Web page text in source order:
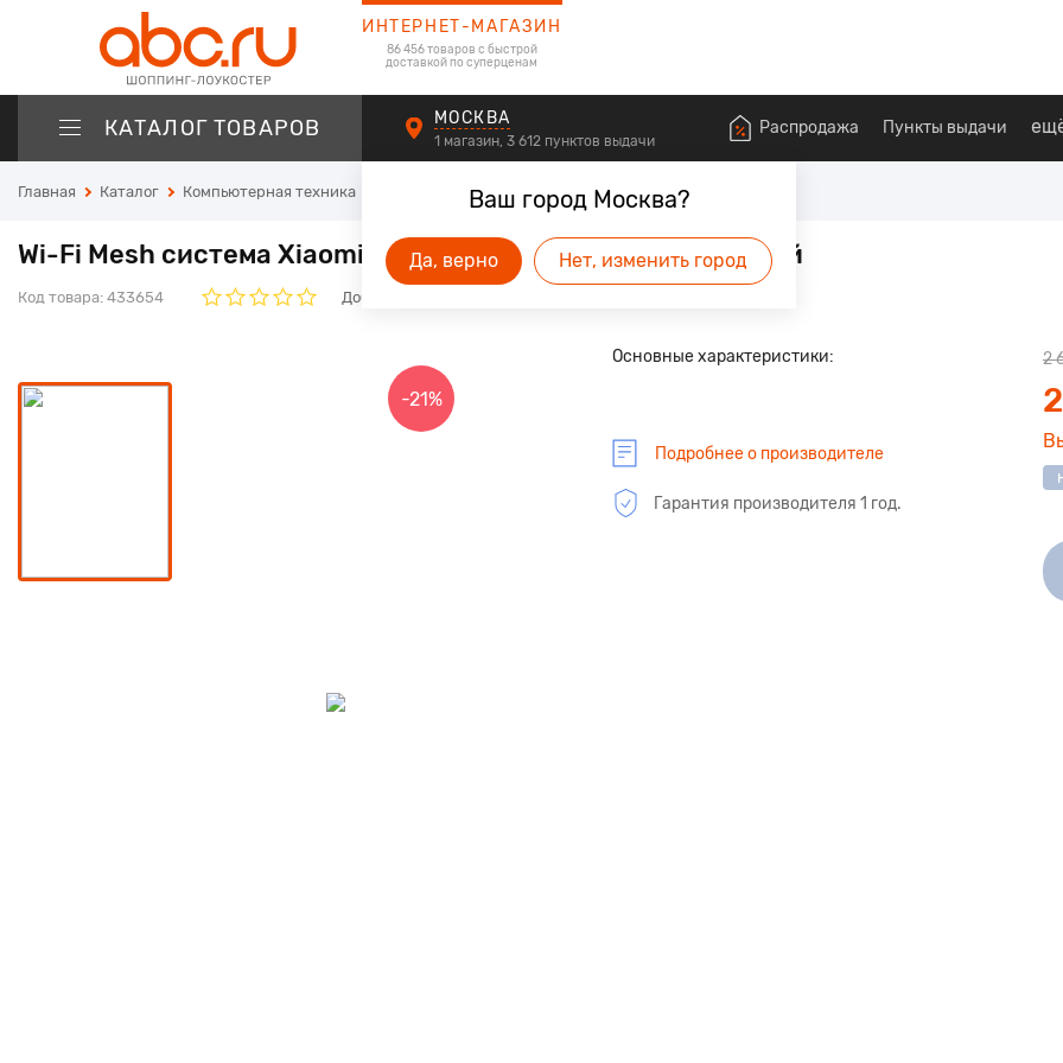
ИНТЕРНЕТ-МАГАЗИН
86 456 товаров с быстрой
доставкой по суперценам
КАТАЛОГ ТОВАРОВ
Ваш город Москва?
Да, верно Нет, изменить город
МОСКВА
1 магазин, 3 612 пунктов выдачи
Распродажа Пункты выдачи
Главная Каталог Компьютерная техника Сетевое оборудование Роутеры
Wi-Fi Mesh система Xiaomi AC1200 RU (1 устройство), белый
Код товара: 433654 Добавьте свой отзыв. Он будет первым.
-21%
Основные характеристики:
Подробнее о производителе
Гарантия производителя 1 год.
2